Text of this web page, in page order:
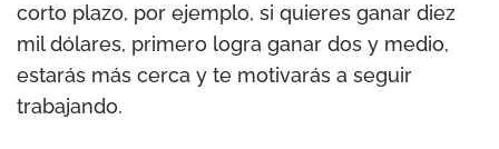
corto plazo, por ejemplo, si quieres ganar diez
mil dólares, primero logra ganar dos y medio,
estarás más cerca y te motivarás a seguir
trabajando.